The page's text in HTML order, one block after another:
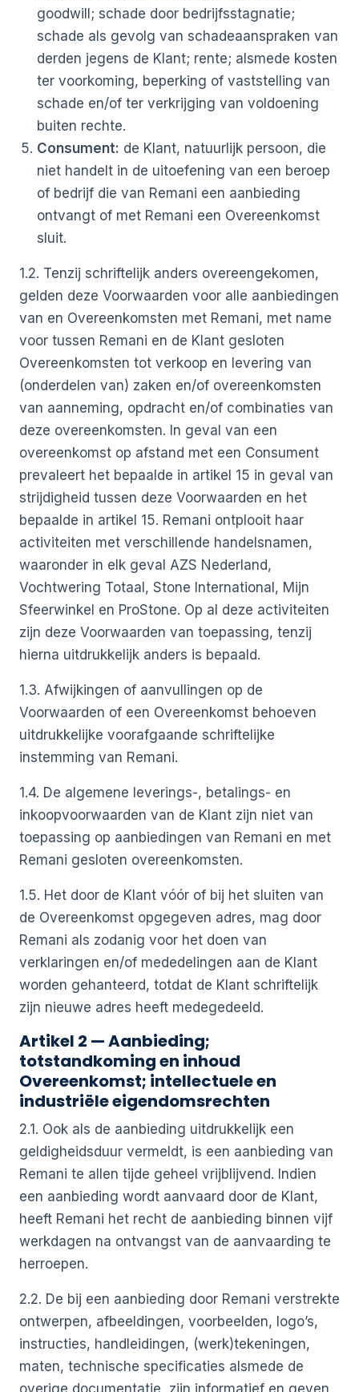
goodwill; schade door bedrijfsstagnatie;
schade als gevolg van schadeaanspraken van
derden jegens de Klant; rente; alsmede kosten
ter voorkoming, beperking of vaststelling van
schade en/of ter verkrijging van voldoening
buiten rechte.
Consument: de Klant, natuurlijk persoon, die
niet handelt in de uitoefening van een beroep
of bedrijf die van Remani een aanbieding
ontvangt of met Remani een Overeenkomst
sluit.
1.2. Tenzij schriftelijk anders overeengekomen,
gelden deze Voorwaarden voor alle aanbiedingen
van en Overeenkomsten met Remani, met name
voor tussen Remani en de Klant gesloten
Overeenkomsten tot verkoop en levering van
(onderdelen van) zaken en/of overeenkomsten
van aanneming, opdracht en/of combinaties van
deze overeenkomsten. In geval van een
overeenkomst op afstand met een Consument
prevaleert het bepaalde in artikel 15 in geval van
strijdigheid tussen deze Voorwaarden en het
bepaalde in artikel 15. Remani ontplooit haar
activiteiten met verschillende handelsnamen,
waaronder in elk geval AZS Nederland,
Vochtwering Totaal, Stone International, Mijn
Sfeerwinkel en ProStone. Op al deze activiteiten
zijn deze Voorwaarden van toepassing, tenzij
hierna uitdrukkelijk anders is bepaald.
1.3. Afwijkingen of aanvullingen op de
Voorwaarden of een Overeenkomst behoeven
uitdrukkelijke voorafgaande schriftelijke
instemming van Remani.
1.4. De algemene leverings-, betalings- en
inkoopvoorwaarden van de Klant zijn niet van
toepassing op aanbiedingen van Remani en met
Remani gesloten overeenkomsten.
1.5. Het door de Klant vóór of bij het sluiten van
de Overeenkomst opgegeven adres, mag door
Remani als zodanig voor het doen van
verklaringen en/of mededelingen aan de Klant
worden gehanteerd, totdat de Klant schriftelijk
zijn nieuwe adres heeft medegedeeld.
Artikel 2 — Aanbieding;
totstandkoming en inhoud
Overeenkomst; intellectuele en
industriële eigendomsrechten
2.1. Ook als de aanbieding uitdrukkelijk een
geldigheidsduur vermeldt, is een aanbieding van
Remani te allen tijde geheel vrijblijvend. Indien
een aanbieding wordt aanvaard door de Klant,
heeft Remani het recht de aanbieding binnen vijf
werkdagen na ontvangst van de aanvaarding te
herroepen.
2.2. De bij een aanbieding door Remani verstrekte
ontwerpen, afbeeldingen, voorbeelden, logo’s,
instructies, handleidingen, (werk)tekeningen,
maten, technische specificaties alsmede de
overige documentatie, zijn informatief en geven